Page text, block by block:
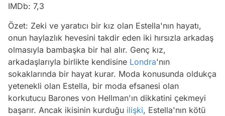
IMDb: 7,3
Özet: Zeki ve yaratıcı bir kız olan Estella'nın hayatı,
onun haylazlık hevesini takdir eden iki hırsızla arkadaş
olmasıyla bambaşka bir hal alır. Genç kız,
arkadaşlarıyla birlikte kendisine Londra'nın
sokaklarında bir hayat kurar. Moda konusunda oldukça
yetenekli olan Estella, bir moda efsanesi olan
korkutucu Barones von Hellman'ın dikkatini çekmeyi
başarır. Ancak ikisinin kurduğu ilişki, Estella'nın kötü